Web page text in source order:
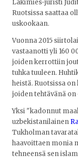
Lakimies-juristi
Ruotsissa saattaa
uskookaan.
Vuonna 2015
vastaanotti yli 160
joiden kerrottiin
tuhka tuuleen.
heistä. Ruotsissa
joiden tehtävänä on
Yksi "kadonnut
uzbekistanilainen
Tukholman
haavoittaen monia
tehneensä sen